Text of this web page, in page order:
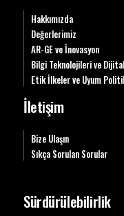
Hakkımızda
Değerlerimiz
AR-GE ve İnovasyon
Bilgi Teknolojileri ve
Etik İlkeler ve Uyum
İletişim
Bize Ulaşın
Sıkça Sorulan Sorular
Sürdürülebilirlik